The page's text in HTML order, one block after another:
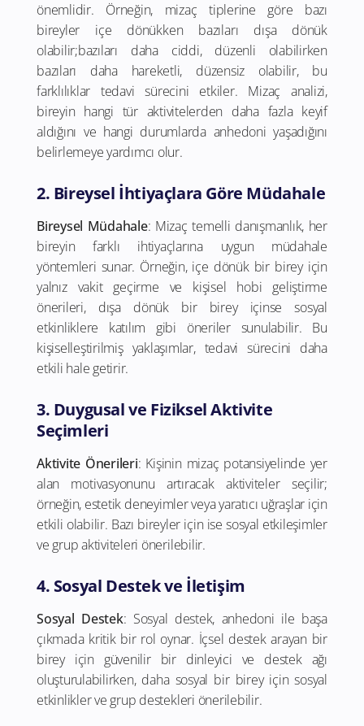
önemlidir. Örneğin, mizaç tiplerine göre bazı
bireyler içe dönükken bazıları dışa dönük
olabilir;bazıları daha ciddi, düzenli olabilirken
bazıları daha hareketli, düzensiz olabilir, bu
farklılıklar tedavi sürecini etkiler. Mizaç analizi,
bireyin hangi tür aktivitelerden daha fazla keyif
aldığını ve hangi durumlarda anhedoni yaşadığını
belirlemeye yardımcı olur.
2. Bireysel İhtiyaçlara Göre Müdahale
Bireysel Müdahale: Mizaç temelli danışmanlık, her
bireyin farklı ihtiyaçlarına uygun müdahale
yöntemleri sunar. Örneğin, içe dönük bir birey için
yalnız vakit geçirme ve kişisel hobi geliştirme
önerileri, dışa dönük bir birey içinse sosyal
etkinliklere katılım gibi öneriler sunulabilir. Bu
kişiselleştirilmiş yaklaşımlar, tedavi sürecini daha
etkili hale getirir.
3. Duygusal ve Fiziksel Aktivite
Seçimleri
Aktivite Önerileri: Kişinin mizaç potansiyelinde yer
alan motivasyonunu artıracak aktiviteler seçilir;
örneğin, estetik deneyimler veya yaratıcı uğraşlar için
etkili olabilir. Bazı bireyler için ise sosyal etkileşimler
ve grup aktiviteleri önerilebilir.
4. Sosyal Destek ve İletişim
Sosyal Destek: Sosyal destek, anhedoni ile başa
çıkmada kritik bir rol oynar. İçsel destek arayan bir
birey için güvenilir bir dinleyici ve destek ağı
oluşturulabilirken, daha sosyal bir birey için sosyal
etkinlikler ve grup destekleri önerilebilir.